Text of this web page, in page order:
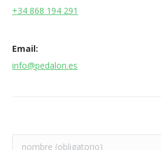
+34 868 194 291
Email:
info@pedalon.es